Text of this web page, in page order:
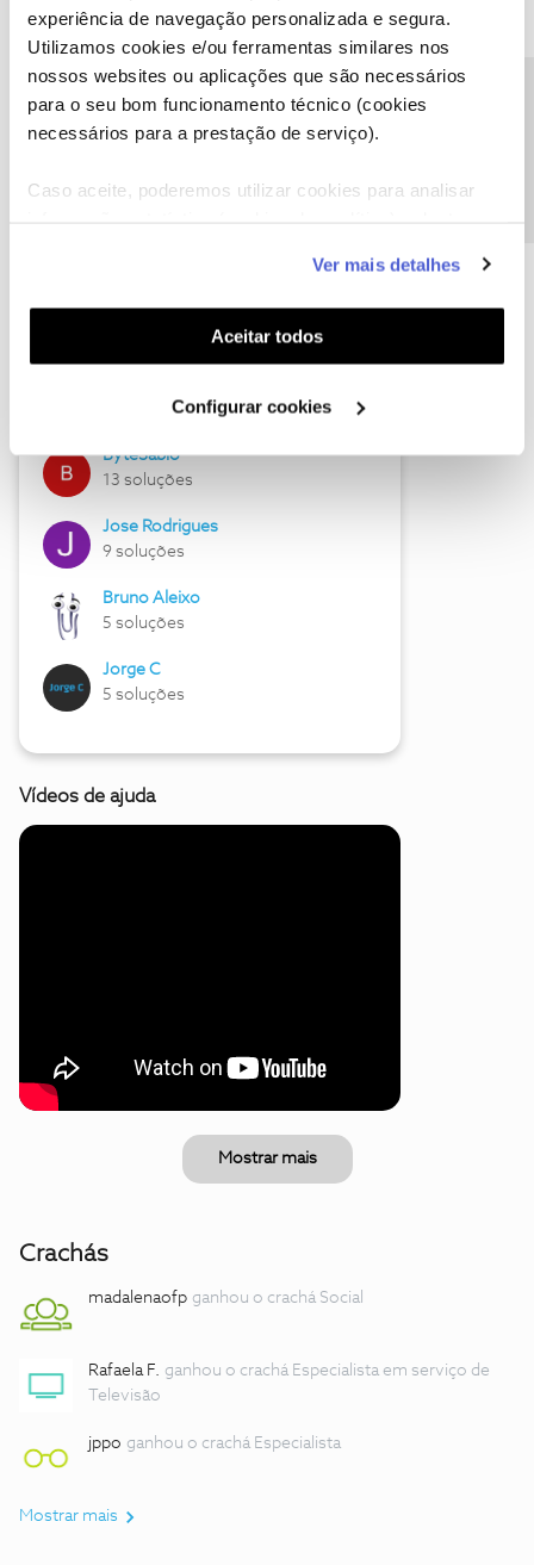
experiência de navegação personalizada e segura.
Utilizamos cookies e/ou ferramentas similares nos
nossos websites ou aplicações que são necessários
para o seu bom funcionamento técnico (cookies
necessários para a prestação de serviço).
Caso aceite, poderemos utilizar cookies para analisar
funcionalidades (cookies de personalização e
funcionalidade) e adaptar anúncios aos seus interesses
(cookies de publicidade personalizada). Pode gerir a
utilização dos cookies clicando em "Configurar
Ver mais detalhes
Aceitar todos
Configurar cookies
Descubra as novidades de julho
Hall of Fame de julho
17 soluções
ByteSábio
13 soluções
Jose Rodrigues
9 soluções
Bruno Aleixo
5 soluções
Jorge C
5 soluções
Vídeos de ajuda
Mostrar mais
Crachás
madalenaofp ganhou o crachá Social
Rafaela F. ganhou o crachá Especialista em serviço de
Televisão
jppo ganhou o crachá Especialista
Mostrar mais